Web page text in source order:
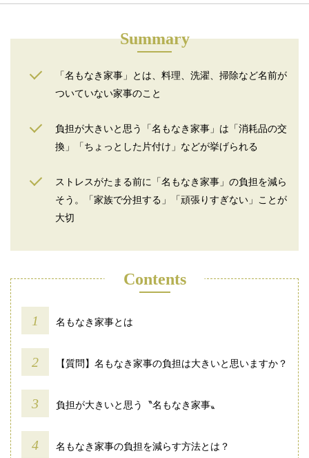
Summary
「名もなき家事」とは、料理、洗濯、掃除など名前が
ついていない家事のこと
負担が大きいと思う「名もなき家事」は「消耗品の交
換」「ちょっとした片付け」などが挙げられる
ストレスがたまる前に「名もなき家事」の負担を減ら
そう。「家族で分担する」「頑張りすぎない」ことが
大切
Contents
名もなき家事とは
【質問】名もなき家事の負担は大きいと思いますか？
負担が大きいと思う〝名もなき家事〟
名もなき家事の負担を減らす方法とは？